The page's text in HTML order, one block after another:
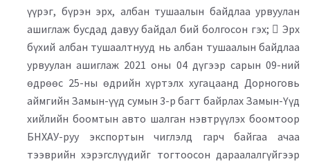
үүрэг, бүрэн эрх, албан тушаалын байдлаа урвуулан
ашиглаж бусдад давуу байдал бий болгосон гэх;  Эрх
бүхий албан тушаалтнууд нь албан тушаалын байдлаа
урвуулан ашиглаж 2021 оны 04 дүгээр сарын 09-ний
өдрөөс 25-ны өдрийн хүртэлх хугацаанд Дорноговь
аймгийн Замын-үүд сумын 3-р багт байрлах Замын-Үүд
хийлийн боомтын авто шалган нэвтрүүлэх боомтоор
БНХАУ-руу экспортын чиглэлд гарч байгаа ачаа
тээврийн хэрэгслүүдийг тогтоосон дараалалгүйгээр